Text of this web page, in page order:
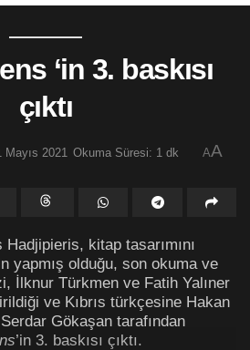
‘in 3. baskısı
çıktı
Mayıs 2021 Okuma Süresi: 1 dk AA
kitap tasarımını
yapmış olduğu, son okuma ve
İlknur Türkmen ve Fatih Yalıner
ve Kıbrıs türkçesine Hakan
Gökaşan tarafından
’in 3. baskısı çıktı.